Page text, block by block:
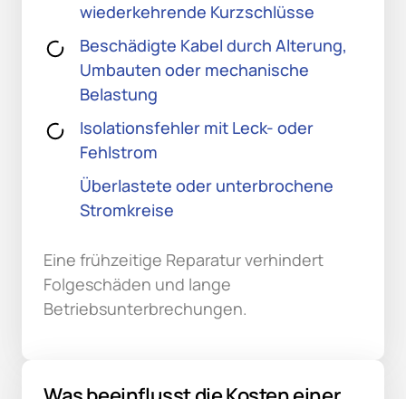
wiederkehrende Kurzschlüsse
Beschädigte Kabel durch Alterung,
Umbauten oder mechanische
Belastung
Isolationsfehler mit Leck- oder
Fehlstrom
Überlastete oder unterbrochene
Stromkreise
Eine frühzeitige Reparatur verhindert
Folgeschäden und lange
Betriebsunterbrechungen.